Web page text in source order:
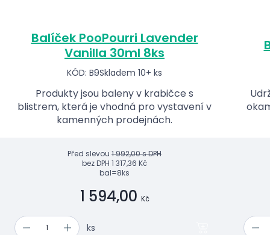
Balíček PooPourri Lavender
Vanilla 30ml 8ks
KÓD: B9Skladem 10+ ks
Produkty jsou baleny v krabičce s
blistrem, která je vhodná pro vystavení v
kamenných prodejnách.
Před slevou 1 992,00 s DPH
bez DPH 1 317,36 Kč
bal=8ks
1 594,00 Kč
ks